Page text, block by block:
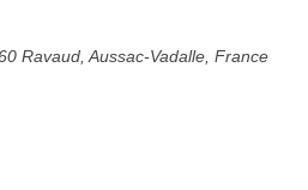
Ravaud, Aussac-Vadalle, France